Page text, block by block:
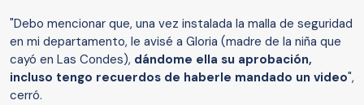
"Debo mencionar que, una vez instalada la malla de seguridad
en mi departamento, le avisé a Gloria (madre de la niña que
cayó en Las Condes), dándome ella su aprobación,
incluso tengo recuerdos de haberle mandado un video",
cerró.